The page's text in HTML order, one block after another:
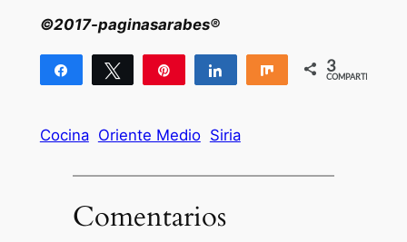
©2017-paginasarabes®
Compartir Twittear Compartir Compartir
3
COMPARTIR
Cocina Oriente Medio Siria
Comentarios